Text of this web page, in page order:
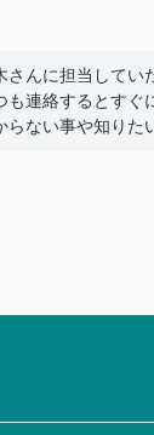
さんに担当してい
も連絡するとすぐ
らない事や知りた